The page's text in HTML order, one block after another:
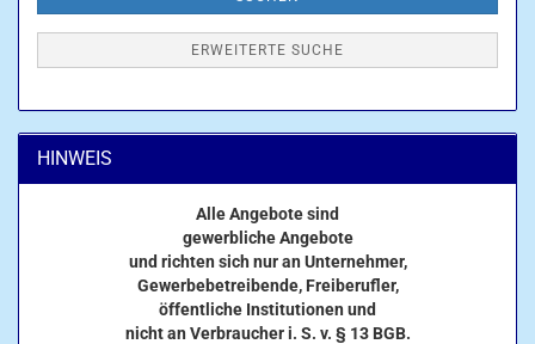
ERWEITERTE SUCHE
HINWEIS
Alle Angebote sind
gewerbliche Angebote
und richten sich nur an Unternehmer,
Gewerbebetreibende, Freiberufler,
öffentliche Institutionen und
nicht an Verbraucher i. S. v. § 13 BGB.